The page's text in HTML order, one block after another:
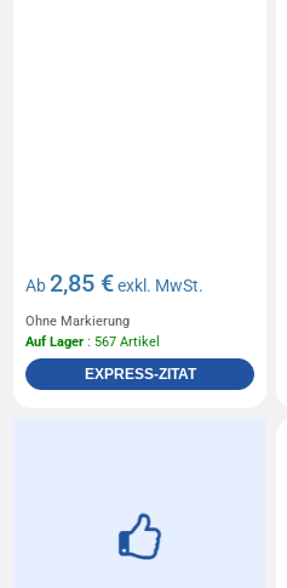
Ab2,85 €exkl. MwSt.
Ohne Markierung
Auf Lager : 567 Artikel
EXPRESS-ZITAT